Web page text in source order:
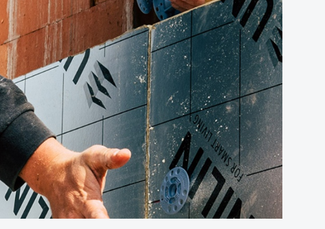
VISITER NOTRE SHOWROOM
VISITER NOTRE SHOWROOM
OFFRES D’EMPLOI
NEWS
FAQ